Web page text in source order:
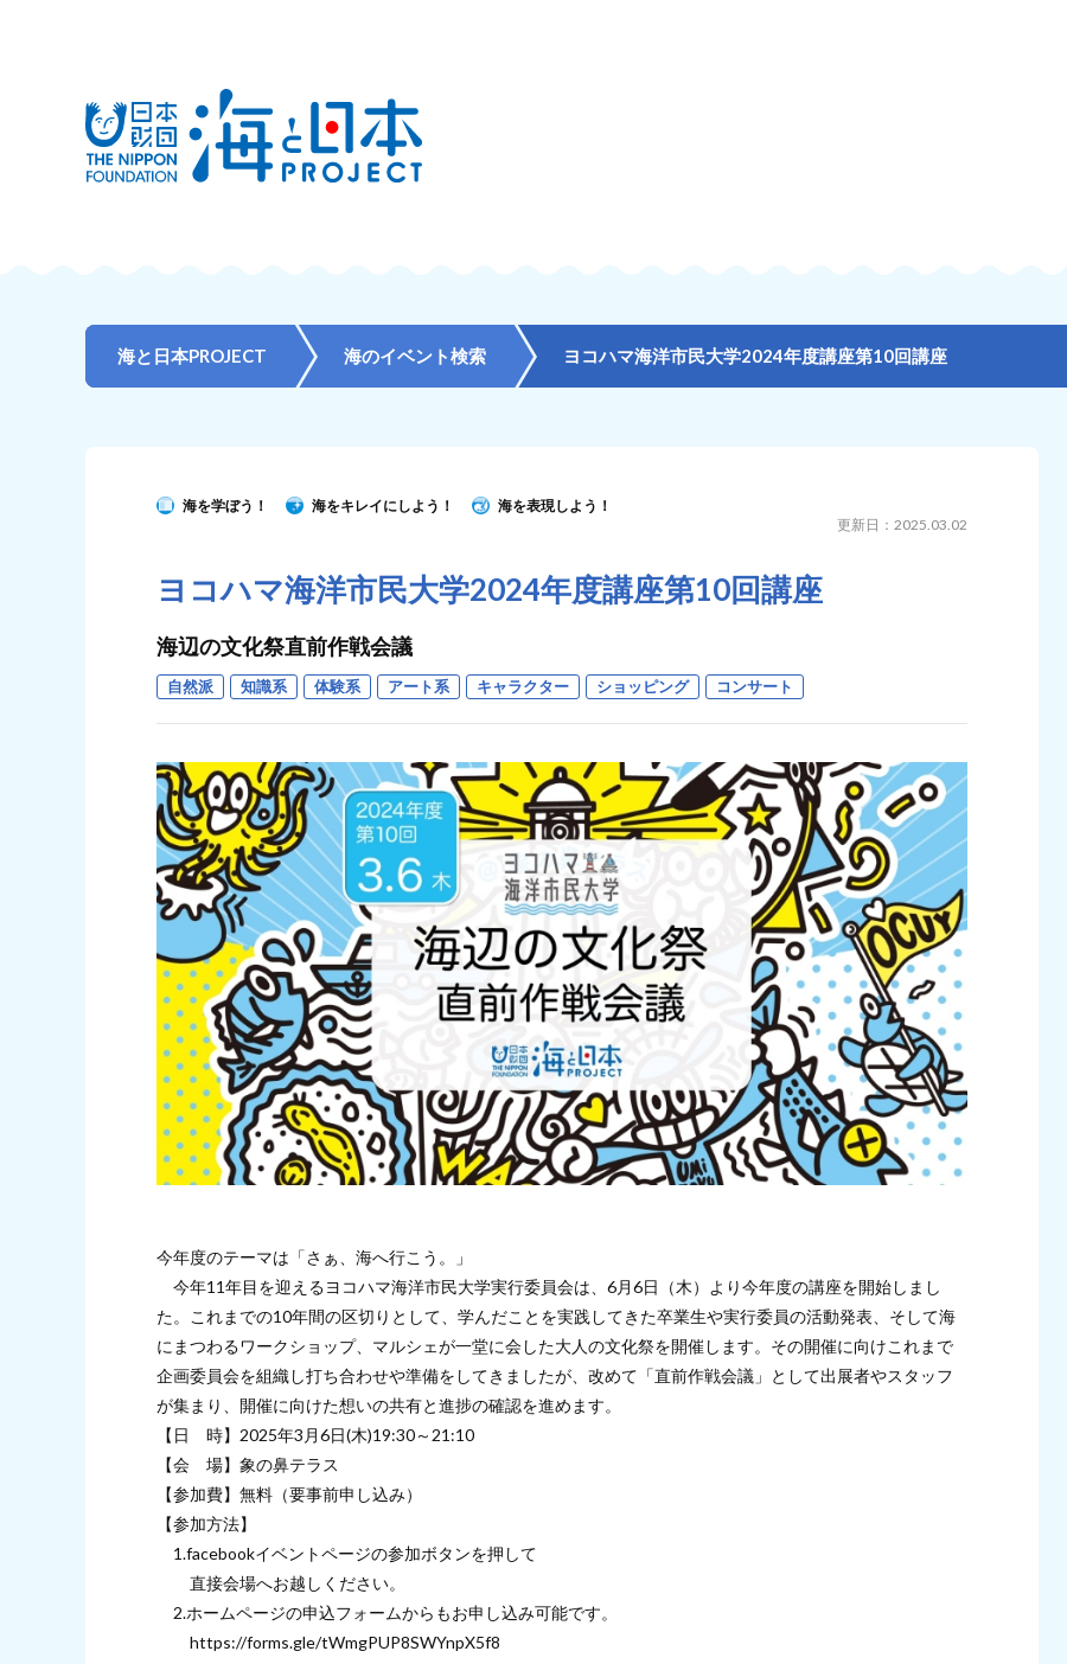
海と日本PROJECT 海のイベント検索 ヨコハマ海洋市民大学2024年度講座第10回講座
海を学ぼう！ 海をキレイにしよう！
海を表現しよう！
更新日：2025.03.02
ヨコハマ海洋市民大学2024年度講座第10回講座
海辺の文化祭直前作戦会議
自然派 知識系 体験系 アート系 キャラクター ショッピング コンサート
今年度のテーマは「さぁ、海へ行こう。」
今年11年目を迎えるヨコハマ海洋市民大学実行委員会は、6月6日（木）より今年度の講座を開始しまし
た。これまでの10年間の区切りとして、学んだことを実践してきた卒業生や実行委員の活動発表、そして海
にまつわるワークショップ、マルシェが一堂に会した大人の文化祭を開催します。その開催に向けこれまで
企画委員会を組織し打ち合わせや準備をしてきましたが、改めて「直前作戦会議」として出展者やスタッフ
が集まり、開催に向けた想いの共有と進捗の確認を進めます。
【日 時】2025年3月6日(木)19:30～21:10
【会 場】象の鼻テラス
【参加費】無料（要事前申し込み）
【参加方法】
1.facebookイベントページの参加ボタンを押して
直接会場へお越しください。
2.ホームページの申込フォームからもお申し込み可能です。
https://forms.gle/tWmgPUP8SWYnpX5f8